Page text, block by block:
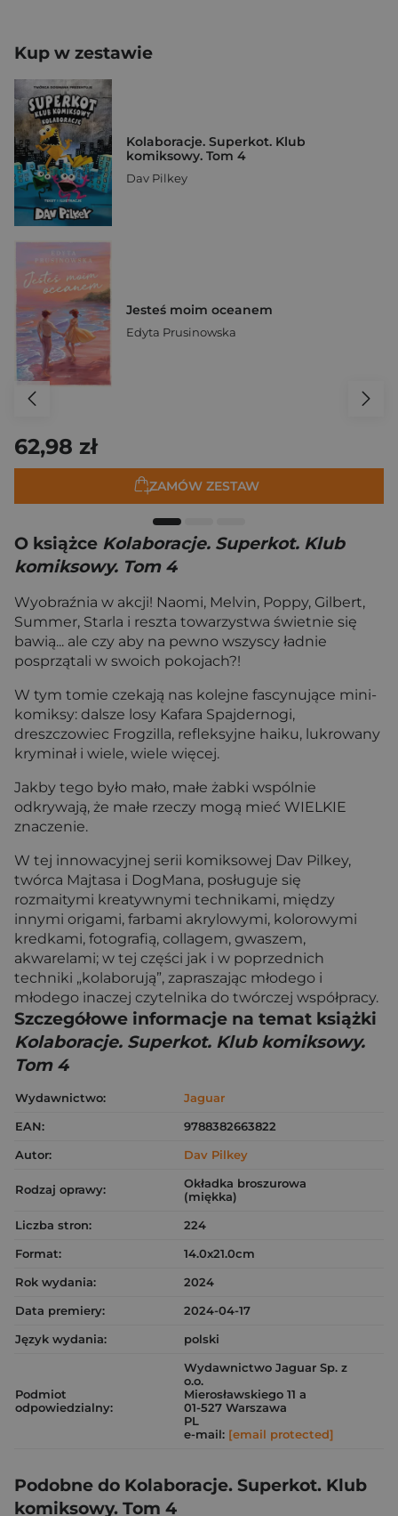
Kup w zestawie
Kolaboracje. Superkot. Klub
komiksowy. Tom 4
Dav Pilkey
Jesteś moim oceanem
Edyta Prusinowska
62,98 zł
ZAMÓW ZESTAW
O książce Kolaboracje. Superkot. Klub
komiksowy. Tom 4
Wyobraźnia w akcji! Naomi, Melvin, Poppy, Gilbert,
Summer, Starla i reszta towarzystwa świetnie się
bawią... ale czy aby na pewno wszyscy ładnie
posprzątali w swoich pokojach?!
W tym tomie czekają nas kolejne fascynujące mini-
komiksy: dalsze losy Kafara Spajdernogi,
dreszczowiec Frogzilla, refleksyjne haiku, lukrowany
kryminał i wiele, wiele więcej.
Jakby tego było mało, małe żabki wspólnie
odkrywają, że małe rzeczy mogą mieć WIELKIE
znaczenie.
W tej innowacyjnej serii komiksowej Dav Pilkey,
twórca Majtasa i DogMana, posługuje się
rozmaitymi kreatywnymi technikami, między
innymi origami, farbami akrylowymi, kolorowymi
kredkami, fotografią, collagem, gwaszem,
akwarelami; w tej części jak i w poprzednich
techniki „kolaborują”, zapraszając młodego i
młodego inaczej czytelnika do twórczej współpracy.
Szczegółowe informacje na temat książki
Kolaboracje. Superkot. Klub komiksowy.
Tom 4
Wydawnictwo:
Jaguar
EAN:
9788382663822
Autor:
Dav Pilkey
Rodzaj oprawy:
Okładka broszurowa
(miękka)
Liczba stron:
224
Format:
14.0x21.0cm
Rok wydania:
2024
Data premiery:
2024-04-17
Język wydania:
polski
Podmiot
odpowiedzialny:
Wydawnictwo Jaguar Sp. z
o.o.
Mierosławskiego 11 a
01-527 Warszawa
PL
e-mail: [email protected]
Podobne do Kolaboracje. Superkot. Klub
komiksowy. Tom 4